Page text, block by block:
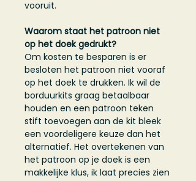
vooruit.
Waarom staat het patroon niet
op het doek gedrukt?
Om kosten te besparen is er
besloten het patroon niet vooraf
op het doek te drukken. Ik wil de
borduurkits graag betaalbaar
houden en een patroon teken
stift toevoegen aan de kit bleek
een voordeligere keuze dan het
alternatief. Het overtekenen van
het patroon op je doek is een
makkelijke klus, ik laat precies zien